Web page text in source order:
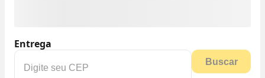
Entrega
Buscar